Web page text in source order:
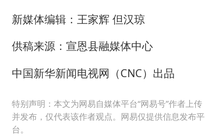
新媒体编辑：王家辉 但汉琼
供稿来源：宣恩县融媒体中心
中国新华新闻电视网（CNC）出品
特别声明：本文为网易自媒体平台“网易号”作者上传
并发布，仅代表该作者观点。网易仅提供信息发布平
台。